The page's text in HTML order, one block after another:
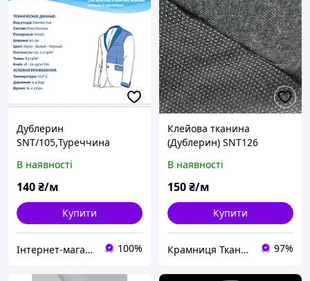
Дублерин
SNT/105,Туреччина
В наявності
140₴/м
Купити
Інтернет-магазин Будинок Тканини 100%
Клейова тканина
(Дублерин) SNT126
В наявності
150₴/м
Купити
Крамниця Тканин 97%